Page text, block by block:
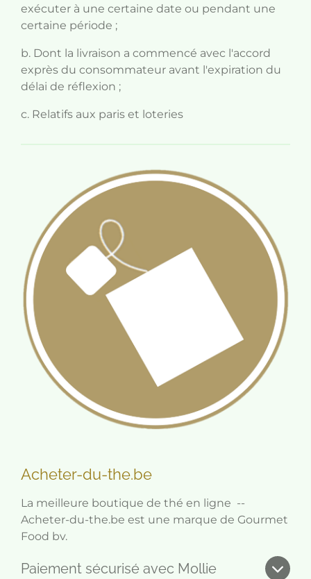
exécuter à une certaine date ou pendant une
certaine période ;
b. Dont la livraison a commencé avec l'accord
exprès du consommateur avant l'expiration du
délai de réflexion ;
c. Relatifs aux paris et loteries
Acheter-du-the.be
La meilleure boutique de thé en ligne --
Acheter-du-the.be est une marque de Gourmet
Food bv.
Paiement sécurisé avec Mollie